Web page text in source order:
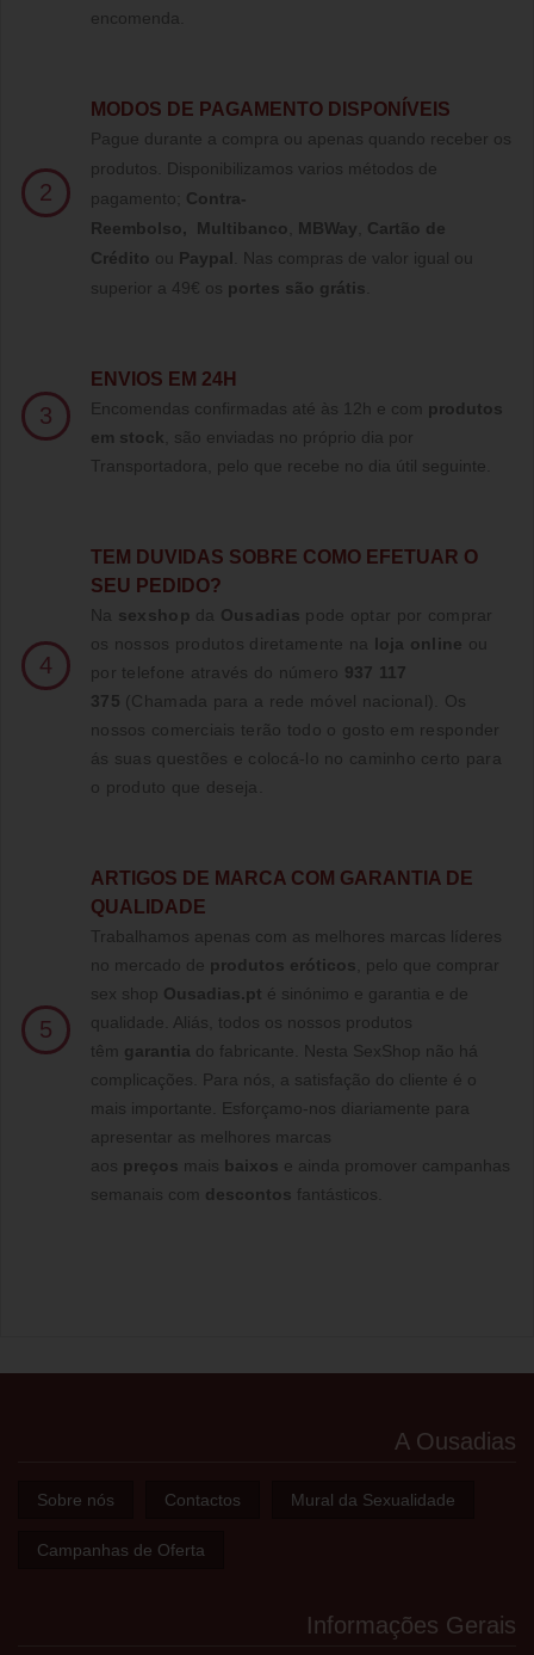
encomenda.
2
MODOS DE PAGAMENTO DISPONÍVEIS
Pague durante a compra ou apenas quando receber os
produtos. Disponibilizamos varios métodos de
pagamento; Contra-
Reembolso, Multibanco MBWay
Cartão de
Crédito ou Paypal
Nas compras de valor igual ou
superior a 49€ os portes são grátis
3
ENVIOS EM 24H
Encomendas confirmadas até às 12h e com produtos
em stock , são enviadas no próprio dia por
Transportadora, pelo que recebe no dia útil seguinte.
4
TE M DUVIDAS SOBRE COMO EFETUAR O
SEU PEDIDO?
Na sexshop da Ousadias pode optar por comprar
os nossos produtos diretamente na loja online ou
por telefone através do número 937 117
375 (Chamada para a rede móvel nacional)
. Os
nossos comerciais terão todo o gosto em responder
ás suas questões e colocá-lo no caminho certo para
o produto que deseja.
5
ARTIGOS DE MARCA COM GARANTIA DE
QUALIDADE
Trabalhamos apenas com as melhores marcas líderes
no mercado de produtos eróticos , pelo que comprar
sex shop Ousadias.pt é sinónimo e garantia e de
qualidade. Aliás, todos os nossos produtos
têm garantia do fabricante. Nesta SexShop não há
complicações. Para nós, a satisfação do cliente é o
mais importante. Esforçamo-nos diariamente para
apresentar as melhores marcas
aos preços mais baixos e ainda promover campanhas
semanais com descontos fantásticos.
A Ousadias
Sobre nós Contactos Mural da Sexualidade
Campanhas de Oferta
Informações Gerais